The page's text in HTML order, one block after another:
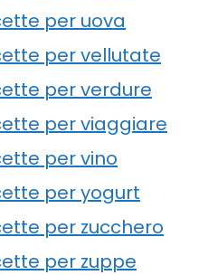
per uova
per vellutate
per verdure
per viaggiare
per vino
per yogurt
per zucchero
per zuppe